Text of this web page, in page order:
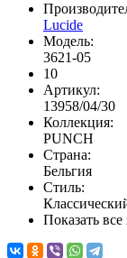
Lucide
Модель:
3621-05
10
Артикул:
13958/04/30
Коллекция:
PUNCH
Страна:
Бельгия
Стиль:
Показать